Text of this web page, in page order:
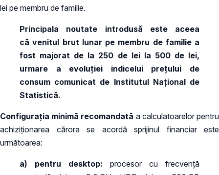
lei pe membru de familie.
Principala noutate introdusă este aceea
că venitul brut lunar pe membru de familie a
fost majorat de la 250 de lei la 500 de lei,
urmare a evoluției indicelui prețului de
consum comunicat de Institutul Național de
Statistică.
Configurația minimă recomandată a calculatoarelor pentru
achiziționarea cărora se acordă sprijinul financiar este
următoarea:
a) pentru desktop: procesor cu frecvență